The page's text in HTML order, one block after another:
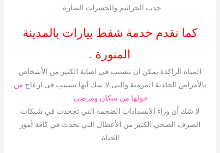
جذب الجراثيم والحشرات الضارة .
كما نقدم خدمة شفط بيارات بالمدينة
المنورة .
المياه الراكدة يمكن أن تتسبب في اصابة الكثير من الأشخاص
بالأمراض الجلدية المزمنة والتي لا شك أنها تتسبب في ازعاج من
حولها من سكان ومرضى.
لا شك أن وراء الأنسدادات الضخمة التي تجحدث في شبكات
الصرف الصحي الكثير من الأعطال التي تحدث في كافة أمور
الحياة.